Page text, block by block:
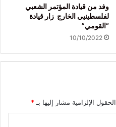
وفد من قيادة المؤتمر الشعبي
لفلسطينيي الخارج زار قيادة
“القومي”
10/10/2022
الحقول الإلزامية مشار إليها بـ *